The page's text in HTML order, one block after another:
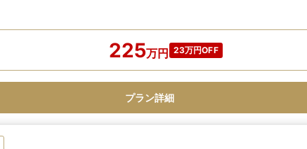
225万円 23万円OFF
プラン詳細